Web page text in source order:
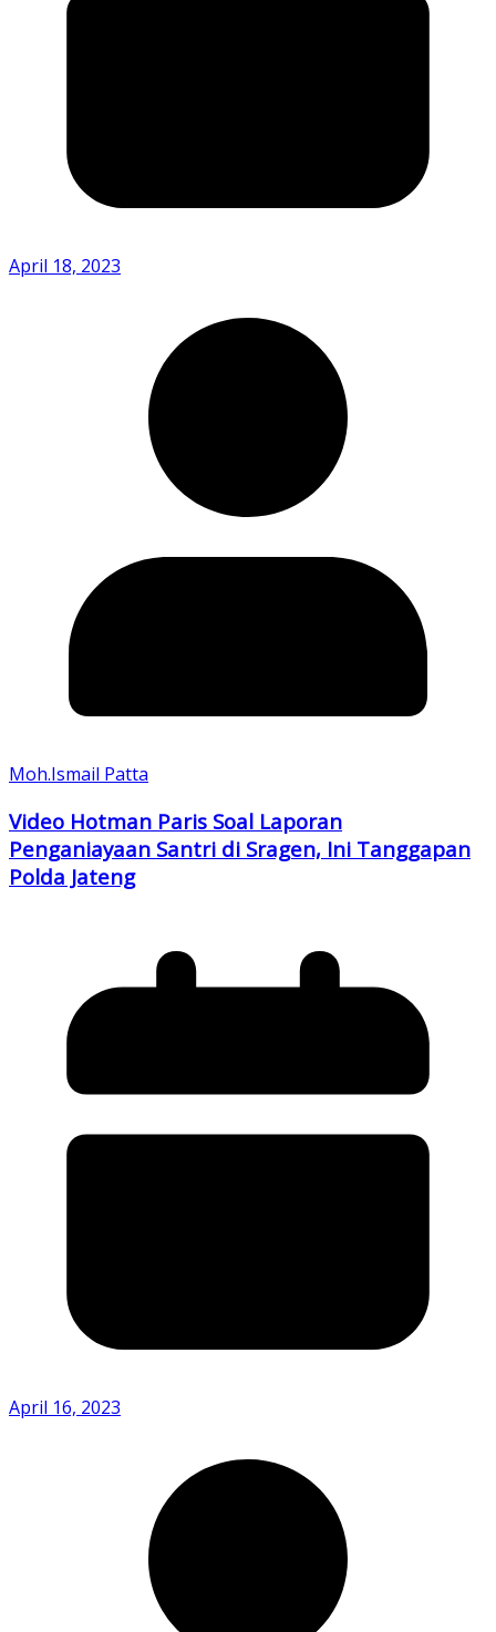
April 18, 2023
Moh.Ismail Patta
Video Hotman Paris Soal Laporan
Penganiayaan Santri di Sragen, Ini Tanggapan
Polda Jateng
April 16, 2023